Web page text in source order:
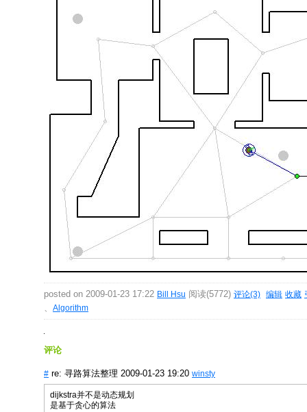
posted on 2009-01-23 17:22 Bill Hsu 阅读(5772) 评论(3) 编辑 收藏
、 Algorithm
评论
# re: 寻路算法整理 2009-01-23 19:20 winsty
dijkstra并不是动态规划
是基于贪心的算法